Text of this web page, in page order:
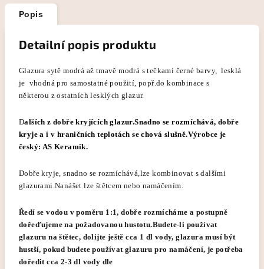
Popis
Detailní popis produktu
Glazura sytě modrá až tmavě modrá s tečkami černé barvy, lesklá
je vhodná pro samostatné použití, popř.do kombinace s
některou z ostatních lesklých glazur.
Dalších z dobře kryjících glazur.Snadno se rozmíchává, dobře
kryje a i v hraničních teplotách se chová slušně.Výrobce je
český: AS Keramik.
Dobře kryje, snadno se rozmíchává,lze kombinovat s dalšími
glazurami.Nanášet lze štětcem nebo namáčením.
Ředí se vodou v poměru 1:1, dobře rozmícháme a postupně
dořeďujeme na požadovanou hustotu.Budete-li používat
glazuru na štětec, dolijte ještě cca 1 dl vody, glazura musí být
hustší, pokud budete používat glazuru pro namáčení, je potřeba
doředit cca 2-3 dl vody dle